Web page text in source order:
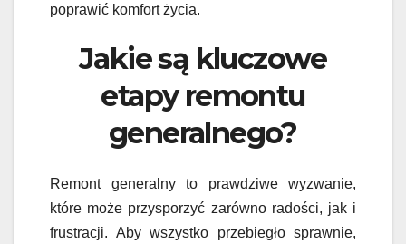
poprawić komfort życia.
Jakie są kluczowe
etapy remontu
generalnego?
Remont generalny to prawdziwe wyzwanie,
które może przysporzyć zarówno radości, jak i
frustracji. Aby wszystko przebiegło sprawnie,